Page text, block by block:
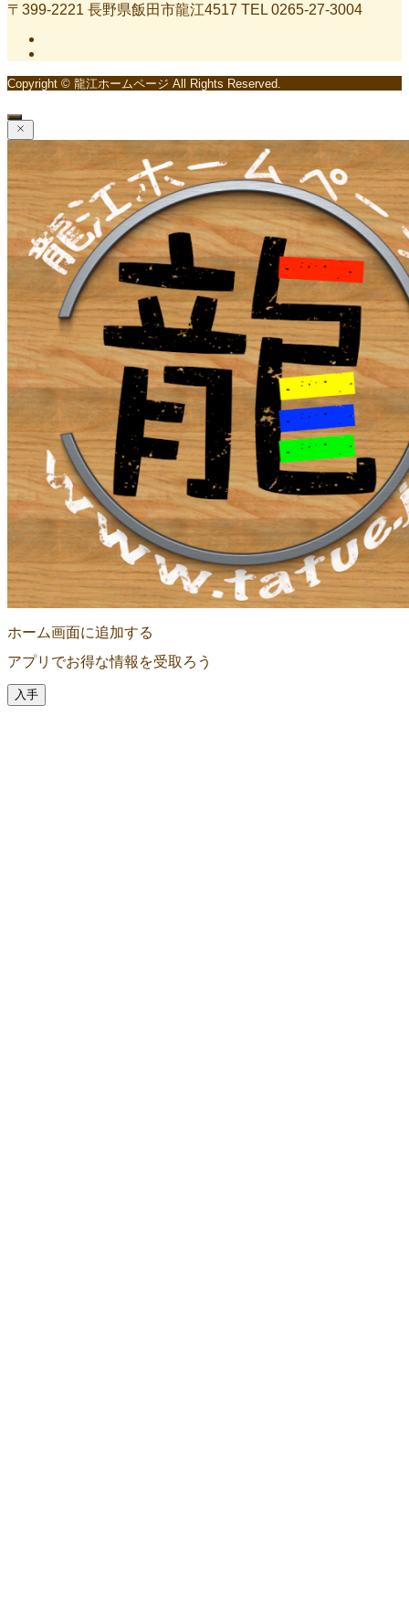
〒399-2221 長野県飯田市龍江4517 TEL 0265-27-3004
Copyright © 龍江ホームページ All Rights Reserved.
ホーム画面に追加する
アプリでお得な情報を受取ろう
入手